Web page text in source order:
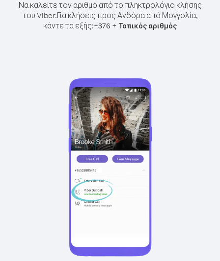
Να καλείτε τον αριθμό από το πληκτρολόγιο κλήσης
του Viber.Για κλήσεις προς Ανδόρα από Μογγολία,
κάντε τα εξής:+376 + Τοπικός αριθμός